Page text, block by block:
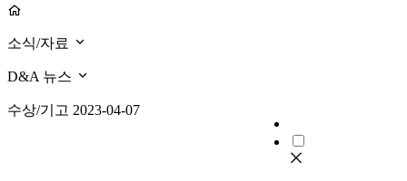
소식/자료
D&A 뉴스
수상/기고 2023-04-07